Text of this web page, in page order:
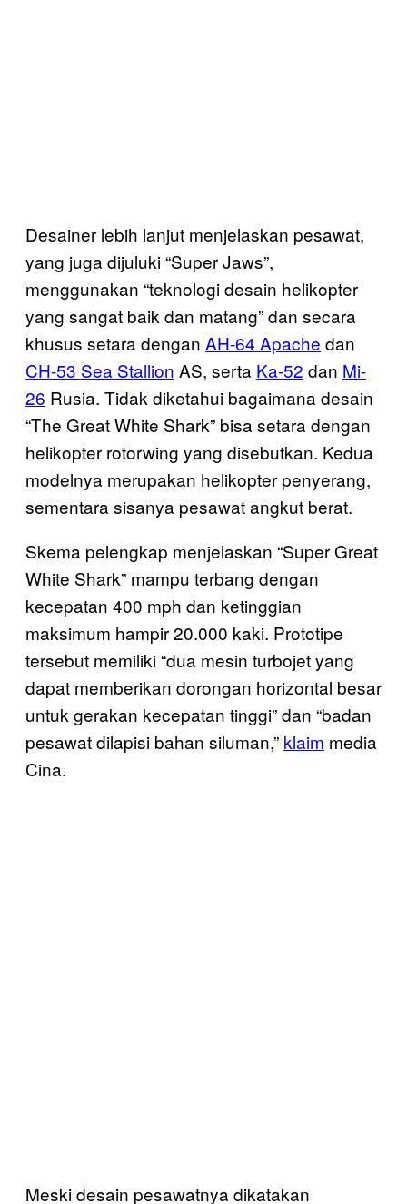
Desainer lebih lanjut menjelaskan pesawat,
yang juga dijuluki “Super Jaws”,
menggunakan “teknologi desain helikopter
yang sangat baik dan matang” dan secara
khusus setara dengan AH-64 Apache dan
CH-53 Sea Stallion AS, serta Ka-52 dan Mi-
26 Rusia. Tidak diketahui bagaimana desain
“The Great White Shark” bisa setara dengan
helikopter rotorwing yang disebutkan. Kedua
modelnya merupakan helikopter penyerang,
sementara sisanya pesawat angkut berat.
Skema pelengkap menjelaskan “Super Great
White Shark” mampu terbang dengan
kecepatan 400 mph dan ketinggian
maksimum hampir 20.000 kaki. Prototipe
tersebut memiliki “dua mesin turbojet yang
dapat memberikan dorongan horizontal besar
untuk gerakan kecepatan tinggi” dan “badan
pesawat dilapisi bahan siluman,” klaim media
Cina.
Meski desain pesawatnya dikatakan